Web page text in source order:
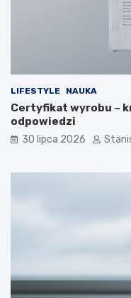
LIFESTYLE NAUKA
Certyfikat wyrobu –
odpowiedzi
30 lipca 2026